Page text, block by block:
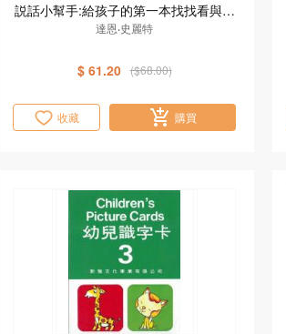
説話小幫手:給孩子的第一本找找看與說
說看情境繪本[新雅‧寶寶語文館]
達恩‧史麗特
$ 61.20 ($68.00)
收藏 購買